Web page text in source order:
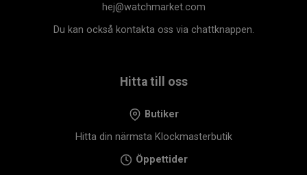
hej@watchmarket.com
Du kan också kontakta oss via chattknappen.
Hitta till oss
Butiker
Hitta din närmsta Klockmasterbutik
Öppettider